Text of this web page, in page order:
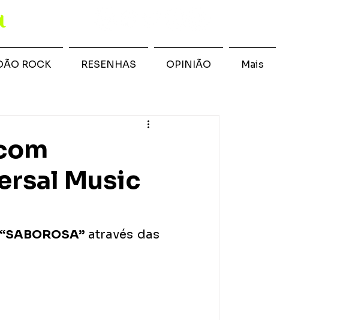
Music
“SABOROSA” através das
ROCK RESENHAS OPINIÃO Mais